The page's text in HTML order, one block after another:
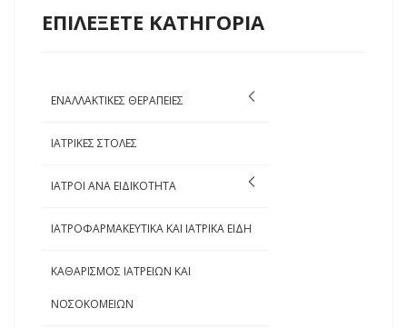
ΕΠΙΛΕΞΕΤΕ ΚΑΤΗΓΟΡΙΑ
ΕΝΑΛΛΑΚΤΙΚΕΣ ΘΕΡΑΠΕΙΕΣ
ΙΑΤΡΙΚΕΣ ΣΤΟΛΕΣ
ΙΑΤΡΟΙ ΑΝΑ ΕΙΔΙΚΟΤΗΤΑ
ΙΑΤΡΟΦΑΡΜΑΚΕΥΤΙΚΑ ΚΑΙ ΙΑΤΡΙΚΑ ΕΙΔΗ
ΚΑΘΑΡΙΣΜΟΣ ΙΑΤΡΕΙΩΝ ΚΑΙ
ΝΟΣΟΚΟΜΕΙΩΝ